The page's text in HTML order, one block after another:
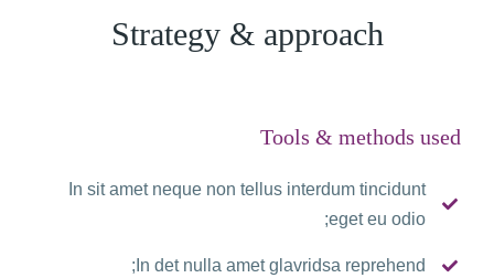
Strategy & approach
Tools & methods used
In sit amet neque non tellus interdum tincidunt
eget eu odio;
In det nulla amet glavridsa reprehend;